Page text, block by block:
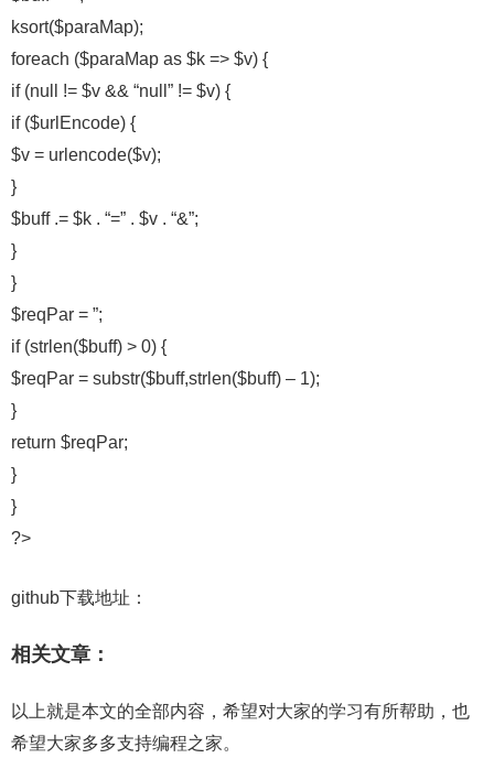
ksort($paraMap);
foreach ($paraMap as $k => $v) {
if (null != $v && “null” != $v) {
if ($urlEncode) {
$v = urlencode($v);
}
$buff .= $k . “=” . $v . “&”;
}
}
$reqPar = ”;
if (strlen($buff) > 0) {
$reqPar = substr($buff,strlen($buff) – 1);
}
return $reqPar;
}
}
?>
github下载地址：
相关文章：
以上就是本文的全部内容，希望对大家的学习有所帮助，也
希望大家多多支持编程之家。